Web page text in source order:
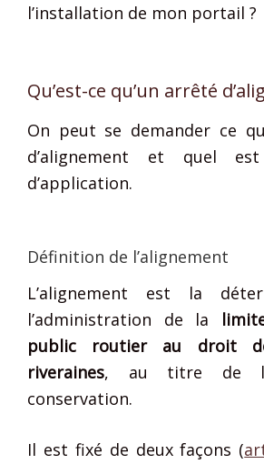
l’installation de mon portail ?
Qu’est-ce qu’un arrêté
On peut se demander ce
d’alignement et quel
d’application.
Définition de l’alignement
L’alignement est la
l’administration de la
public routier au droit
riveraines, au titre de
conservation.
Il est fixé de deux façons (